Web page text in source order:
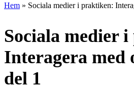
Hem » Sociala medier i praktiken:
Sociala medier
Interagera med
del 1